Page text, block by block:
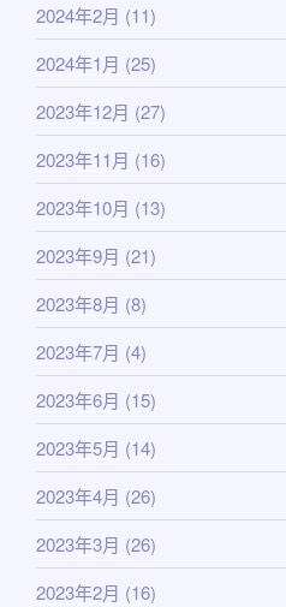
2024年2月 (11)
2024年1月 (25)
2023年12月 (27)
2023年11月 (16)
2023年10月 (13)
2023年9月 (21)
2023年8月 (8)
2023年7月 (4)
2023年6月 (15)
2023年5月 (14)
2023年4月 (26)
2023年3月 (26)
2023年2月 (16)